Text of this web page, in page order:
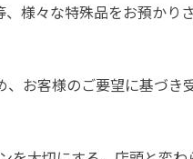
様々な特殊品をお預かり
お客様のご要望に基づき